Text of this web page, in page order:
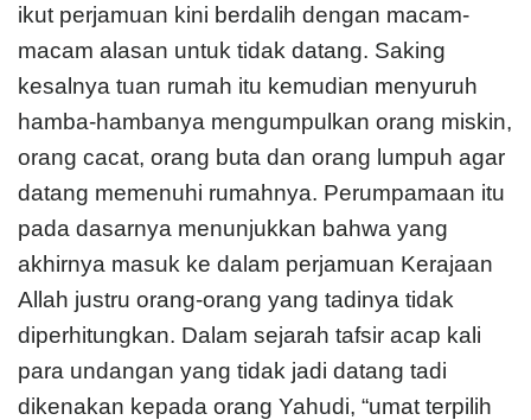
ikut perjamuan kini berdalih dengan macam-
macam alasan untuk tidak datang. Saking
kesalnya tuan rumah itu kemudian menyuruh
hamba-hambanya mengumpulkan orang miskin,
orang cacat, orang buta dan orang lumpuh agar
datang memenuhi rumahnya. Perumpamaan itu
pada dasarnya menunjukkan bahwa yang
akhirnya masuk ke dalam perjamuan Kerajaan
Allah justru orang-orang yang tadinya tidak
diperhitungkan. Dalam sejarah tafsir acap kali
para undangan yang tidak jadi datang tadi
dikenakan kepada orang Yahudi, “umat terpilih